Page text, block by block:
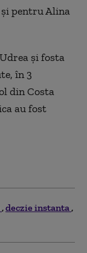
pentru Alina
şi fosta
în 3
din Costa
au fost
deczie instanta